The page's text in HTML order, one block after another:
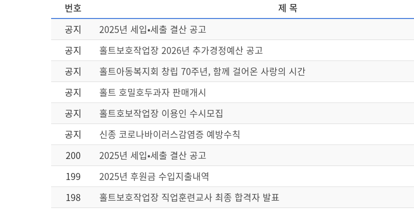
번호 제 목
공지
2025년 세입•세출 결산 공고
공지
홀트보호작업장 2026년 추가경정예산 공고
공지
홀트아동복지회 창립 70주년, 함께 걸어온 사랑의 시간
공지
홀트 호밀호두과자 판매개시
공지
홀트호보작업장 이용인 수시모집
공지
신종 코로나바이러스감염증 예방수칙
200
2025년 세입•세출 결산 공고
199
2025년 후원금 수입지출내역
198
홀트보호작업장 직업훈련교사 최종 합격자 발표